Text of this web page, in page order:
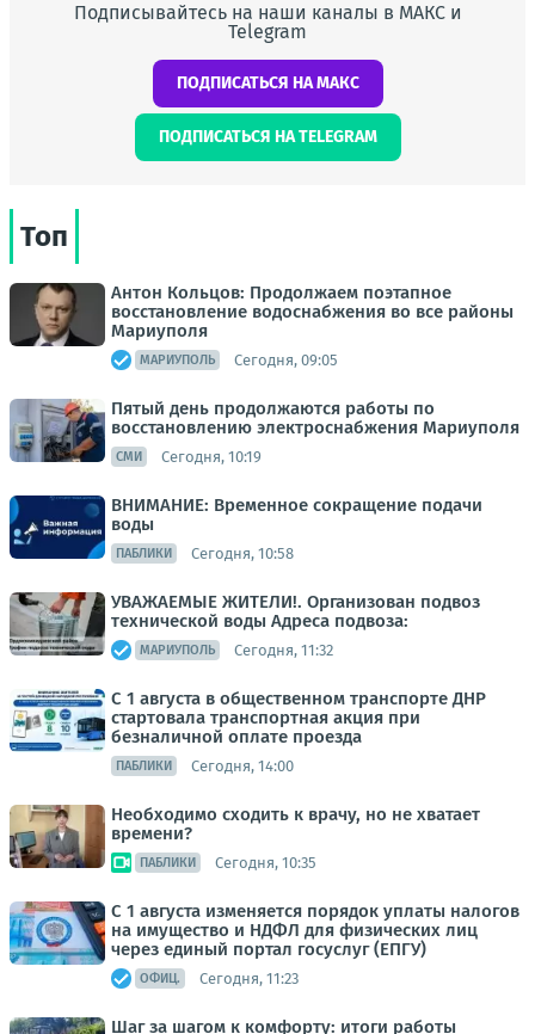
Подписывайтесь на наши каналы в МАКС и
Telegram
ПОДПИСАТЬСЯ НА МАКС
ПОДПИСАТЬСЯ НА TELEGRAM
Топ
Антон Кольцов: Продолжаем поэтапное
восстановление водоснабжения во все районы
Мариуполя
МАРИУПОЛЬ Сегодня, 09:05
Пятый день продолжаются работы по
восстановлению электроснабжения Мариуполя
СМИ Сегодня, 10:19
ВНИМАНИЕ: Временное сокращение подачи
воды
ПАБЛИКИ Сегодня, 10:58
УВАЖАЕМЫЕ ЖИТЕЛИ!. Организован подвоз
технической воды Адреса подвоза:
МАРИУПОЛЬ Сегодня, 11:32
С 1 августа в общественном транспорте ДНР
стартовала транспортная акция при
безналичной оплате проезда
ПАБЛИКИ Сегодня, 14:00
Необходимо сходить к врачу, но не хватает
времени?
ПАБЛИКИ Сегодня, 10:35
С 1 августа изменяется порядок уплаты налогов
на имущество и НДФЛ для физических лиц
через единый портал госуслуг (ЕПГУ)
ОФИЦ. Сегодня, 11:23
Шаг за шагом к комфорту: итоги работы